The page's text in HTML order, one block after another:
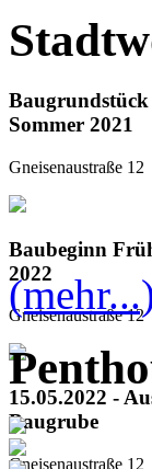
Baugrundstück
Sommer 2021
Gneisenaustraße 12
Baubeginn
2022
Gneisenaustraße 12
15.05.2022 -
Baugrube
Gneisenaustraße 12